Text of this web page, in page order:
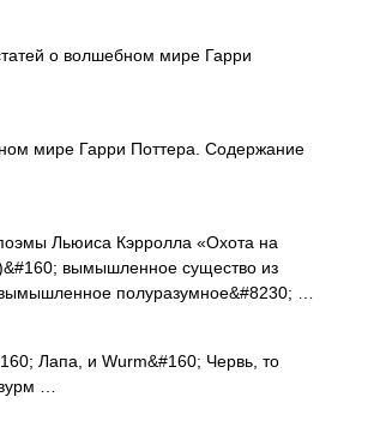
о волшебном мире Гарри
мире Гарри Поттера. Содержание
Льюиса Кэрролла «Охота на
вымышленное существо из
полуразумное&#8230; …
Лапа, и Wurm&#160; Червь, то
…